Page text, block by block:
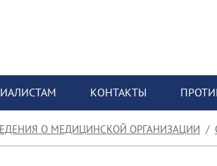
КОНТАКТЫ
О МЕДИЦИНСКОЙ ОРГАНИЗАЦИИ